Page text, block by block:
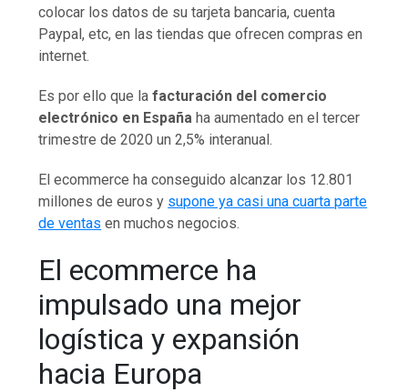
colocar los datos de su tarjeta bancaria, cuenta
Paypal, etc, en las tiendas que ofrecen compras en
internet.
Es por ello que lafacturación del comercio
electrónico en España ha aumentado en el tercer
trimestre de 2020 un 2,5% interanual.
El ecommerce ha conseguido alcanzar los 12.801
millones de euros y supone ya casi una cuarta parte
de ventas en muchos negocios.
El ecommerce ha
impulsado una mejor
logística y expansión
hacia Europa